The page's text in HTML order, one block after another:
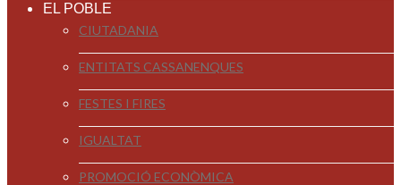
EL POBLE
CIUTADANIA
ENTITATS CASSANENQUES
FESTES I FIRES
IGUALTAT
PROMOCIÓ ECONÒMICA